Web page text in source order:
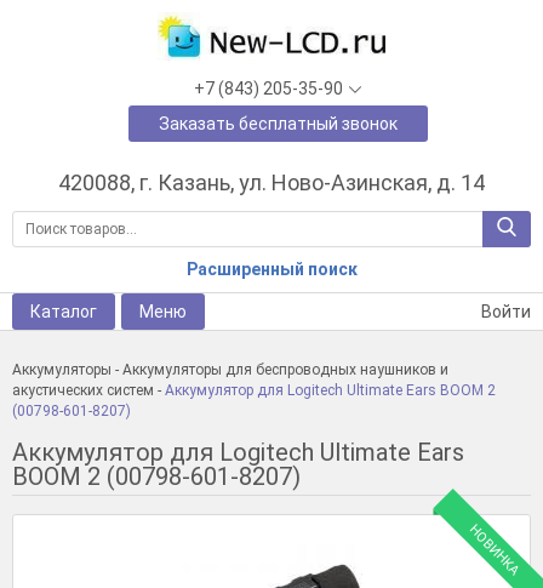
420088, г. Казань, ул. Ново-Азинская, д. 14
Расширенный поиск
+7 (843) 205-35-90
Заказать бесплатный звонок
Каталог Меню Войти
Аккумуляторы - Аккумуляторы для беспроводных наушников и
акустических систем - Аккумулятор для Logitech Ultimate Ears BOOM 2
(00798-601-8207)
Аккумулятор для Logitech Ultimate Ears
BOOM 2 (00798-601-8207)
НОВИНКА